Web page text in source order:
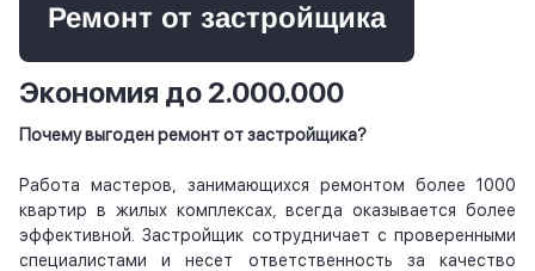
Ремонт от застройщика
Экономия до 2.000.000
Почему выгоден ремонт от застройщика?
Работа мастеров, занимающихся ремонтом более 1000
квартир в жилых комплексах, всегда оказывается более
эффективной. Застройщик сотрудничает с проверенными
специалистами и несет ответственность за качество